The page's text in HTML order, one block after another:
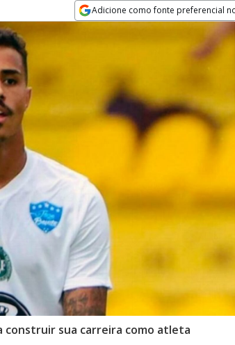
Adicione como fonte preferencial
sua carreira como atleta